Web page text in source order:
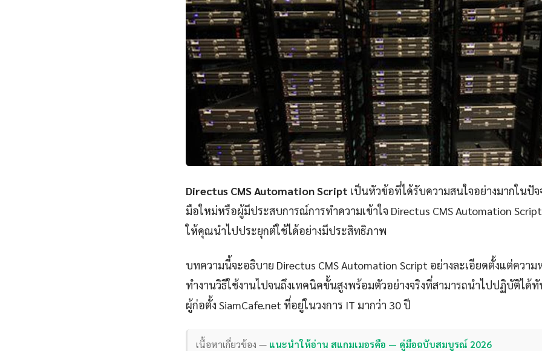
Directus CMS Automation Script เป็นหัวข้อที่ได้รับความสนใจอย่างมากในปั
มือใหม่หรือผู้มีประสบการณ์การทำความเข้าใจ Directus CMS Automation
ให้คุณนำไปประยุกต์ใช้ได้อย่างมีประสิทธิภาพ
บทความนี้จะอธิบาย Directus CMS Automation Script อย่างละเอียดตั้งแต่ควา
ทำงานวิธีใช้งานไปจนถึงเทคนิคขั้นสูงพร้อมตัวอย่างจริงที่สามารถนำไปปฏิบัติได้
ผู้ก่อตั้ง SiamCafe.net ที่อยู่ในวงการ IT มากว่า 30 ปี
เนื้อหาเกี่ยวข้อง — แนะนำให้อ่าน สแกมเมอรคือ — คู่มือฉบับสมบูรณ์ 2026